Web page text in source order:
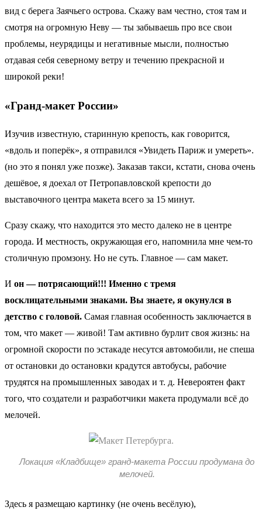
вид с берега Заячьего острова. Скажу вам честно, стоя там и
смотря на огромную Неву — ты забываешь про все свои
проблемы, неурядицы и негативные мысли, полностью
отдавая себя северному ветру и течению прекрасной и
широкой реки!
«Гранд-макет России»
Изучив известную, старинную крепость, как говорится,
«вдоль и поперёк», я отправился «Увидеть Париж и умереть».
(но это я понял уже позже). Заказав такси, кстати, снова очень
дешёвое, я доехал от Петропавловской крепости до
выставочного центра макета всего за 15 минут.
Сразу скажу, что находится это место далеко не в центре
города. И местность, окружающая его, напомнила мне чем-то
столичную промзону. Но не суть. Главное — сам макет.
И он — потрясающий!!! Именно с тремя
восклицательными знаками. Вы знаете, я окунулся в
детство с головой. Самая главная особенность заключается в
том, что макет — живой! Там активно бурлит своя жизнь: на
огромной скорости по эстакаде несутся автомобили, не спеша
от остановки до остановки крадутся автобусы, рабочие
трудятся на промышленных заводах и т. д. Невероятен факт
того, что создатели и разработчики макета продумали всё до
мелочей.
Локация «Кладбище» гранд-макета России продумана до
мелочей.
Здесь я размещаю картинку (не очень весёлую),